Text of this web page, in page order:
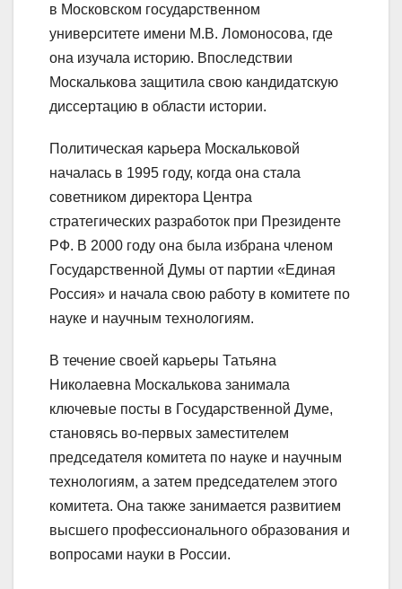
в Московском государственном
университете имени М.В. Ломоносова, где
она изучала историю. Впоследствии
Москалькова защитила свою кандидатскую
диссертацию в области истории.
Политическая карьера Москальковой
началась в 1995 году, когда она стала
советником директора Центра
стратегических разработок при Президенте
РФ. В 2000 году она была избрана членом
Государственной Думы от партии «Единая
Россия» и начала свою работу в комитете по
науке и научным технологиям.
В течение своей карьеры Татьяна
Николаевна Москалькова занимала
ключевые посты в Государственной Думе,
становясь во-первых заместителем
председателя комитета по науке и научным
технологиям, а затем председателем этого
комитета. Она также занимается развитием
высшего профессионального образования и
вопросами науки в России.